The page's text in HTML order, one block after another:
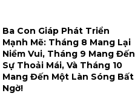
Ba Con Giáp Phát Triển
Mạnh Mẽ: Tháng 8 Mang Lại
Niềm Vui, Tháng 9 Mang Đến
Sự Thoải Mái, Và Tháng 10
Mang Đến Một Làn Sóng Bất
Ngờ!